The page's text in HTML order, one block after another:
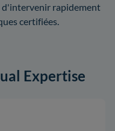
d'intervenir rapidement
certifiées.
Expertise